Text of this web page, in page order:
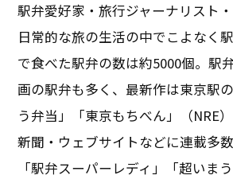
駅弁愛好家・旅行ジャーナリスト・
日常的な旅の生活の中でこよなく
で食べた駅弁の数は約5000個。駅
画の駅弁も多く、最新作は東京駅
う弁当」「東京もちべん」（NRE
新聞・ウェブサイトなどに連載多
「駅弁スーパーレディ」「超いま